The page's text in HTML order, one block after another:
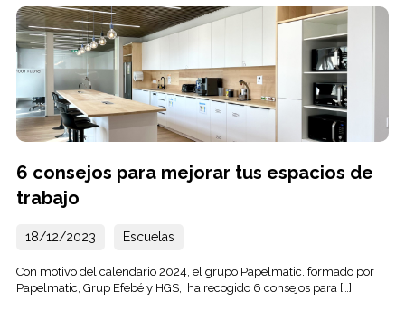
6 consejos para mejorar tus espacios de
trabajo
18/12/2023 Escuelas
Con motivo del calendario 2024, el grupo Papelmatic. formado por
Papelmatic, Grup Efebé y HGS, ha recogido 6 consejos para […]